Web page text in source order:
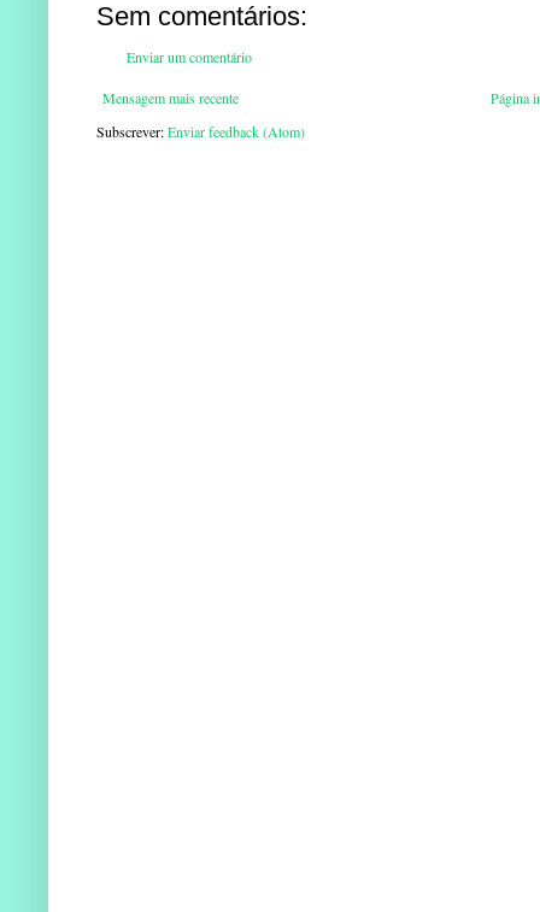
Sem comentários:
Enviar um comentário
Mensagem mais recente
Página
Subscrever:Enviar feedback (Atom)